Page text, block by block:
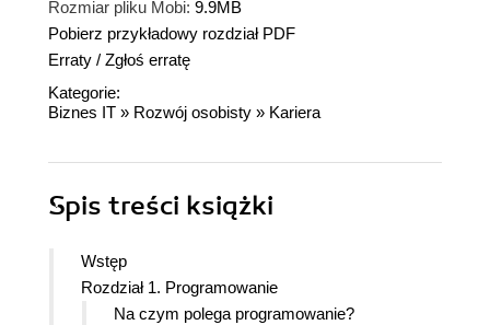
Rozmiar pliku Mobi: 9.9MB
Pobierz przykładowy rozdział PDF
Erraty / Zgłoś erratę
Kategorie:
Biznes IT » Rozwój osobisty » Kariera
Spis treści książki
Wstęp
Rozdział 1. Programowanie
Na czym polega programowanie?